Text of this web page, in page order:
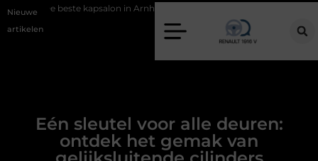
Nieuwe
artikelen
kapsalon in Arnhem: meer dan alleen een knipbeurt
Eén sleutel voor alle deuren:
ontdek het gemak van